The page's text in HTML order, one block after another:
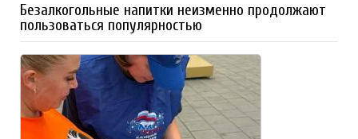
Безалкогольные напитки неизменно продолжают
пользоваться популярностью